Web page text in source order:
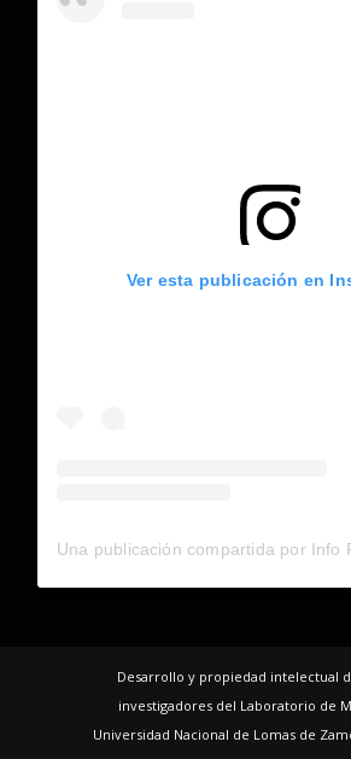
Ver esta publicación en
Desarrollo y propiedad intelectual
investigadores del Laboratorio de
Universidad Nacional de Lomas de